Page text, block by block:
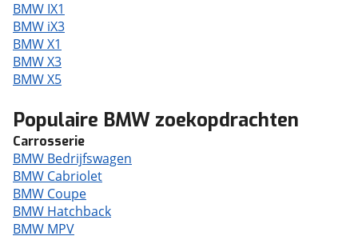
BMW IX1
BMW iX3
BMW X1
BMW X3
BMW X5
Populaire BMW zoekopdrachten
Carrosserie
BMW Bedrijfswagen
BMW Cabriolet
BMW Coupe
BMW Hatchback
BMW MPV